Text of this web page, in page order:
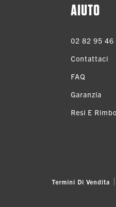
AIUTO
02 82 95 46
Contattaci
FAQ
Garanzia
Resi E
Termini Di Vendita